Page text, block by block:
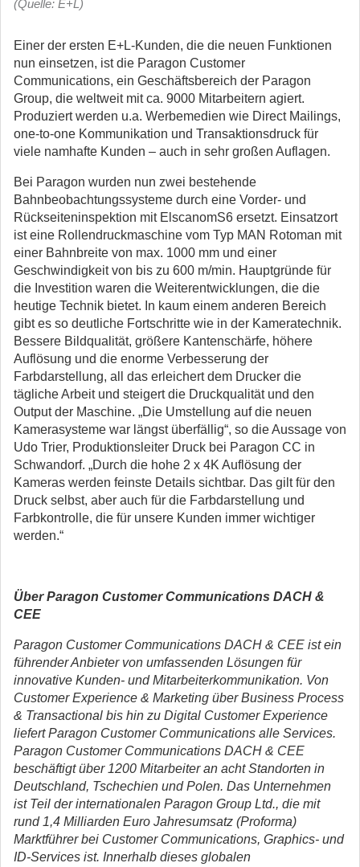
(Quelle: E+L)
Einer der ersten E+L-Kunden, die die neuen Funktionen
nun einsetzen, ist die Paragon Customer
Communications, ein Geschäftsbereich der Paragon
Group, die weltweit mit ca. 9000 Mitarbeitern agiert.
Produziert werden u.a. Werbemedien wie Direct Mailings,
one-to-one Kommunikation und Transaktionsdruck für
viele namhafte Kunden – auch in sehr großen Auflagen.
Bei Paragon wurden nun zwei bestehende
Bahnbeobachtungssysteme durch eine Vorder- und
Rückseiteninspektion mit ElscanomS6 ersetzt. Einsatzort
ist eine Rollendruckmaschine vom Typ MAN Rotoman mit
einer Bahnbreite von max. 1000 mm und einer
Geschwindigkeit von bis zu 600 m/min. Hauptgründe für
die Investition waren die Weiterentwicklungen, die die
heutige Technik bietet. In kaum einem anderen Bereich
gibt es so deutliche Fortschritte wie in der Kameratechnik.
Bessere Bildqualität, größere Kantenschärfe, höhere
Auflösung und die enorme Verbesserung der
Farbdarstellung, all das erleichert dem Drucker die
tägliche Arbeit und steigert die Druckqualität und den
Output der Maschine. „Die Umstellung auf die neuen
Kamerasysteme war längst überfällig“, so die Aussage von
Udo Trier, Produktionsleiter Druck bei Paragon CC in
Schwandorf. „Durch die hohe 2 x 4K Auflösung der
Kameras werden feinste Details sichtbar. Das gilt für den
Druck selbst, aber auch für die Farbdarstellung und
Farbkontrolle, die für unsere Kunden immer wichtiger
werden.“
Über Paragon Customer Communications DACH &
CEE
Paragon Customer Communications DACH & CEE ist ein
führender Anbieter von umfassenden Lösungen für
innovative Kunden- und Mitarbeiterkommunikation. Von
Customer Experience & Marketing über Business Process
& Transactional bis hin zu Digital Customer Experience
liefert Paragon Customer Communications alle Services.
Paragon Customer Communications DACH & CEE
beschäftigt über 1200 Mitarbeiter an acht Standorten in
Deutschland, Tschechien und Polen. Das Unternehmen
ist Teil der internationalen Paragon Group Ltd., die mit
rund 1,4 Milliarden Euro Jahresumsatz (Proforma)
Marktführer bei Customer Communications, Graphics- und
ID-Services ist. Innerhalb dieses globalen